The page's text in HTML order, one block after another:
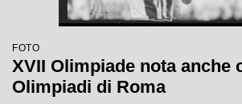
FOTO
XVII Olimpiade nota anche
Olimpiadi di Roma